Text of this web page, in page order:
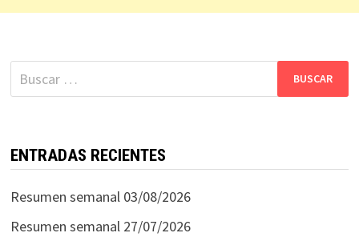
Buscar:
ENTRADAS RECIENTES
Resumen semanal 03/08/2026
Resumen semanal 27/07/2026